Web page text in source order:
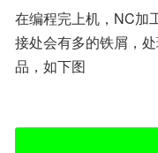
在编程完上机，NC加
接处会有多的铁屑，
品，如下图